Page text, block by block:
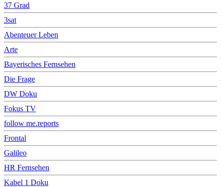
37 Grad
3sat
Abenteuer Leben
Arte
Bayerisches Fernsehen
Die Frage
DW Doku
Fokus TV
follow me.reports
Frontal
Galileo
HR Fernsehen
Kabel 1 Doku